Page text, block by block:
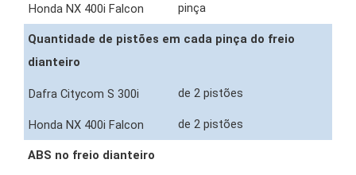
pinça
Quantidade de pistões em cada pinça do freio
dianteiro
de 2 pistões
de 2 pistões
ABS no freio dianteiro